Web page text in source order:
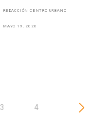
REDACCIÓN CENTRO URBANO
MAYO 19, 2026
3 4